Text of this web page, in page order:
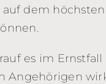
dem höchsten
es im
Angehörigen